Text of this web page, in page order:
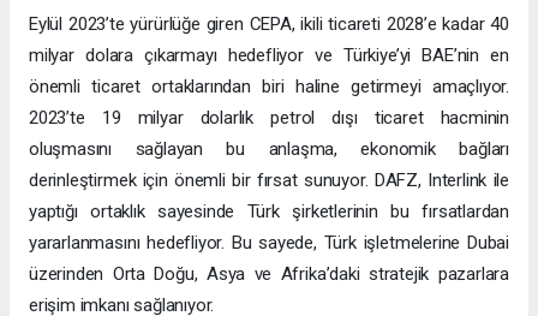
Eylül 2023’te yürürlüğe giren CEPA, ikili ticareti 2028’e kadar 40
milyar dolara çıkarmayı hedefliyor ve Türkiye’yi BAE’nin en
önemli ticaret ortaklarından biri haline getirmeyi amaçlıyor.
2023’te 19 milyar dolarlık petrol dışı ticaret hacminin
oluşmasını sağlayan bu anlaşma, ekonomik bağları
derinleştirmek için önemli bir fırsat sunuyor. DAFZ, Interlink ile
yaptığı ortaklık sayesinde Türk şirketlerinin bu fırsatlardan
yararlanmasını hedefliyor. Bu sayede, Türk işletmelerine Dubai
üzerinden Orta Doğu, Asya ve Afrika’daki stratejik pazarlara
erişim imkanı sağlanıyor.